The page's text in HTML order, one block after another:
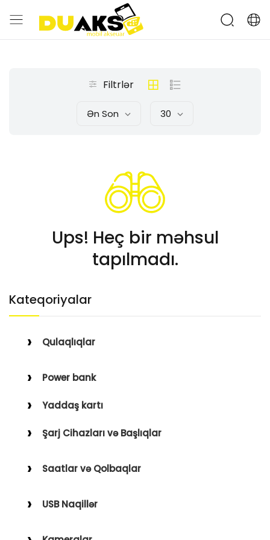
Kateqoriyalar
Qulaqlıqlar
Qulaqüstü
Power bank
Yaddaş kartı
Şarj Cihazları və Başlıqlar
Saatlar və Qolbaqlar
Saat Qolbaqları
USB Naqillər
Filtrlər
Ən Son 30
Ups! Heç bir məhsul
tapılmadı.